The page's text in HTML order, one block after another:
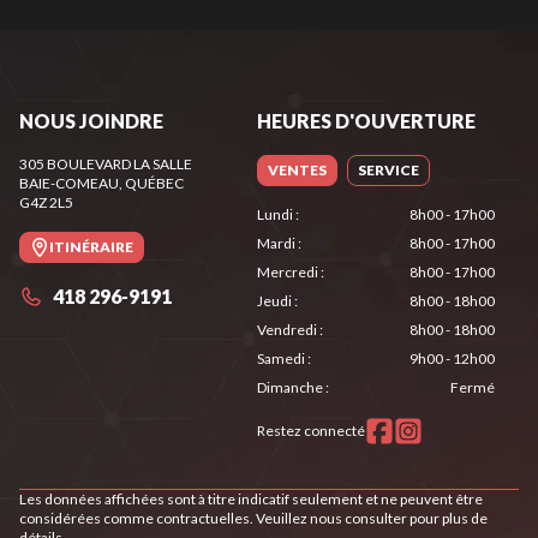
NOUS JOINDRE
305 BOULEVARD LA SALLE
BAIE-COMEAU, QUÉBEC
G4Z 2L5
ITINÉRAIRE
418 296-9191
HEURES D'OUVERTURE
VENTES SERVICE
Lundi:
8h00 - 17h00
Mardi:
8h00 - 17h00
Mercredi:
8h00 - 17h00
Jeudi:
8h00 - 18h00
Vendredi:
8h00 - 18h00
Samedi:
9h00 - 12h00
Dimanche: Fermé
Restez connecté
Les données affichées sont à titre indicatif seulement et ne peuvent être
considérées comme contractuelles. Veuillez nous consulter pour plus de